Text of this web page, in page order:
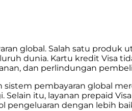
global. Salah satu produk
dunia. Kartu kredit Visa
dan perlindungan
pembayaran global
itu, layanan prepaid
dengan lebih